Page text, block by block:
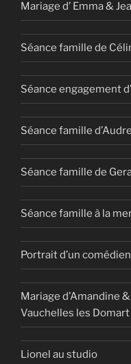
Mariage d’ Emma &
Séance famille de
Séance engagement
Séance famille
Séance famille de
Séance famille à la
Portrait d’un
Mariage d’Amandine
Vauchelles les Domart
Lionel au studio